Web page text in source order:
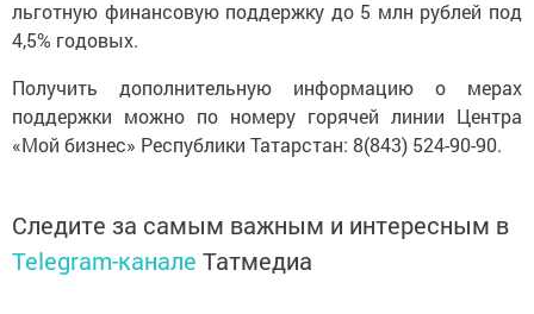
льготную финансовую поддержку до 5 млн рублей под
4,5% годовых.
Получить дополнительную информацию о мерах
поддержки можно по номеру горячей линии Центра
«Мой бизнес» Республики Татарстан: 8(843) 524-90-90.
Следите за самым важным и интересным в
Telegram-канале Татмедиа